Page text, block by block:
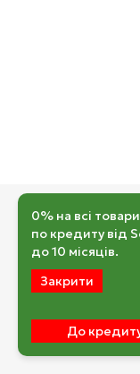
050
0% на всі
по кредиту від
до 10 місяців.
Закрити
До